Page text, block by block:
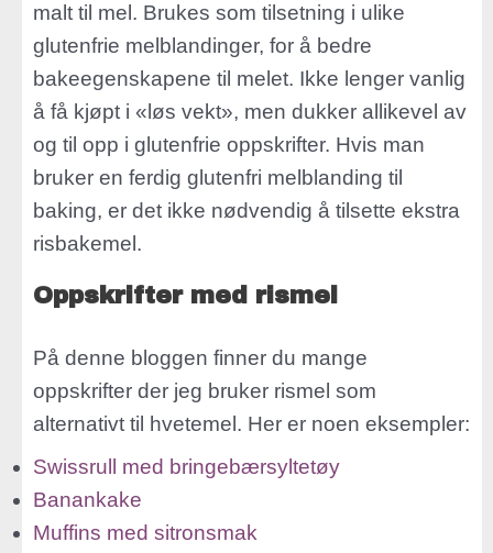
malt til mel. Brukes som tilsetning i ulike
glutenfrie melblandinger, for å bedre
bakeegenskapene til melet. Ikke lenger vanlig
å få kjøpt i «løs vekt», men dukker allikevel av
og til opp i glutenfrie oppskrifter. Hvis man
bruker en ferdig glutenfri melblanding til
baking, er det ikke nødvendig å tilsette ekstra
risbakemel.
Oppskrifter med rismel
På denne bloggen finner du mange
oppskrifter der jeg bruker rismel som
alternativt til hvetemel. Her er noen eksempler:
Swissrull med bringebærsyltetøy
Banankake
Muffins med sitronsmak